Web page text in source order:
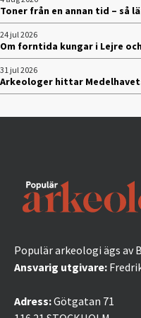
Toner från en annan tid – så
24 jul 2026
Om forntida kungar i Lejre
31 jul 2026
Arkeologer hittar
Populär arkeologi ägs av
Ansvarig utgivare:
Adress:Götgatan 71